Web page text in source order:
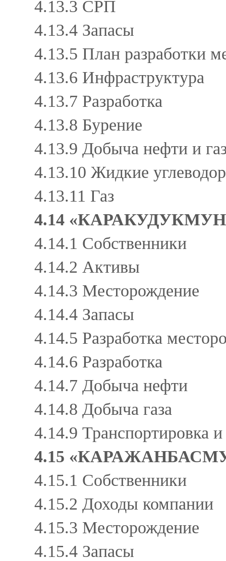
4.13.3 СРП
4.13.4 Запасы
4.13.5 План разработки
4.13.6 Инфраструктура
4.13.7 Разработка
4.13.8 Бурение
4.13.9 Добыча нефти и
4.13.10 Жидкие
4.13.11 Газ
4.14
4.14.1 Собственники
4.14.2 Активы
4.14.3 Месторождение
4.14.4 Запасы
4.14.5 Разработка
4.14.6 Разработка
4.14.7 Добыча нефти
4.14.8 Добыча газа
4.14.9 Транспортировка
4.15
4.15.1 Собственники
4.15.2 Доходы компании
4.15.3 Месторождение
4.15.4 Запасы